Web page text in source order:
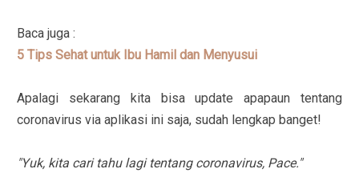
Baca juga :
5 Tips Sehat untuk Ibu Hamil dan Menyusui
Apalagi sekarang kita bisa update apapaun tentang
coronavirus via aplikasi ini saja, sudah lengkap banget!
"Yuk, kita cari tahu lagi tentang coronavirus, Pace."